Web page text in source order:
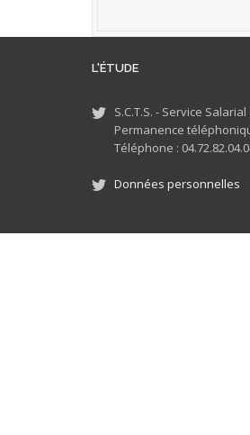
L'ÉTUDE
S.C.T.S. - Service
Permanence
Téléphone :
Données personnelles